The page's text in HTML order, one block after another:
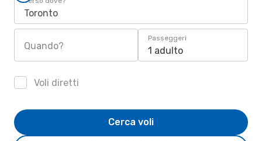
Toronto
Quando?
Passeggeri
1 adulto
Voli diretti
Cerca voli